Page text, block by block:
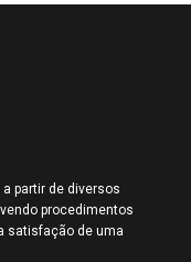
partir de diversos
procedimentos
satisfação de uma